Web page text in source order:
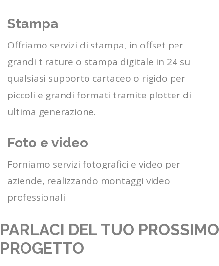
Stampa
Offriamo servizi di stampa, in offset per
grandi tirature o stampa digitale in 24 su
qualsiasi supporto cartaceo o rigido per
piccoli e grandi formati tramite plotter di
ultima generazione.
Foto e video
Forniamo servizi fotografici e video per
aziende, realizzando montaggi video
professionali.
PARLACI DEL TUO PROSSIMO
PROGETTO